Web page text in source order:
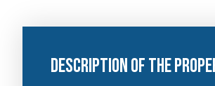
Description of the